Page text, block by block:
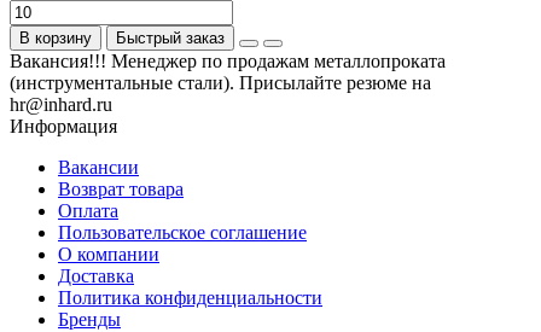
В корзину Быстрый заказ
Вакансия!!! Менеджер по продажам металлопроката
(инструментальные стали). Присылайте резюме на
hr@inhard.ru
Информация
Вакансии
Возврат товара
Оплата
Пользовательское соглашение
О компании
Доставка
Политика конфиденциальности
Бренды